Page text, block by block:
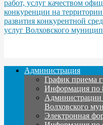
работ, услуг качеством
конкуренции на
развития конкурентной
услуг Волховского
Администрация
График приема
Информация по
Администрации
Волховского
Электронная